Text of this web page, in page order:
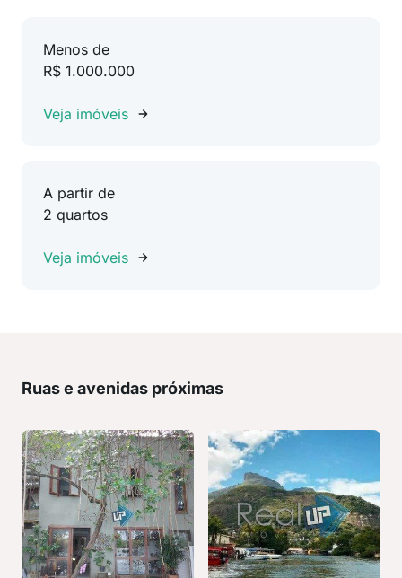
Menos de
R$ 1.000.000
Veja imóveis
A partir de
2 quartos
Veja imóveis
Ruas e avenidas próximas